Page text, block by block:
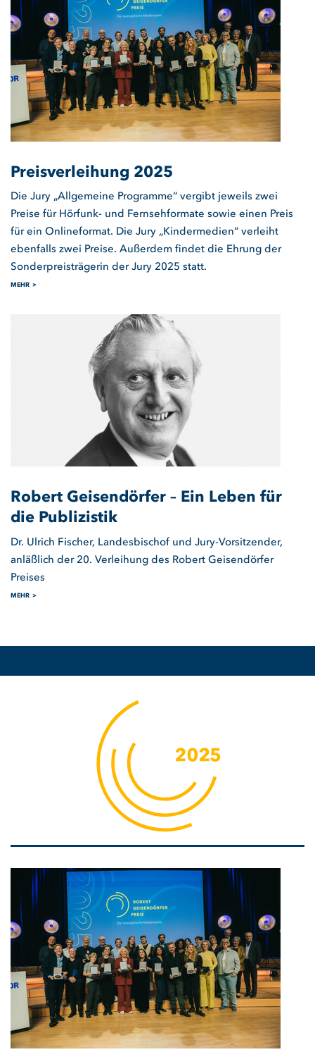
Preisverleihung 2025
Die Jury „Allgemeine Programme“ vergibt jeweils zwei
Preise für Hörfunk- und Fernsehformate sowie einen Preis
für ein Onlineformat. Die Jury „Kindermedien“ verleiht
ebenfalls zwei Preise. Außerdem findet die Ehrung der
Sonderpreisträgerin der Jury 2025 statt.
MEHR
Robert Geisendörfer – Ein Leben für
die Publizistik
Dr. Ulrich Fischer, Landesbischof und Jury-Vorsitzender,
anläßlich der 20. Verleihung des Robert Geisendörfer
Preises
MEHR